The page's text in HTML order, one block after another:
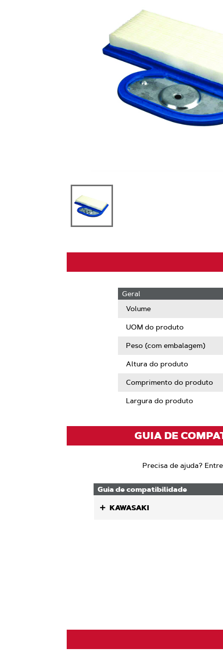
Geral
Volume
UOM do produto
Peso (com embalagem)
Altura do produto
Comprimento do produto
Largura do produto
GUIA DE
Precisa de ajuda?
Guia de compatibilidade
KAWASAKI